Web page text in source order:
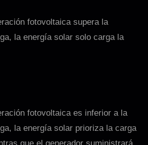
fotovoltaica supera la
la energía solar solo carga la
fotovoltaica es inferior a la
la energía solar prioriza la carga